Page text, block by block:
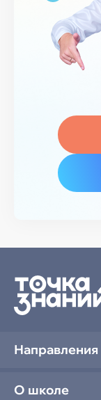
Направления
О школе